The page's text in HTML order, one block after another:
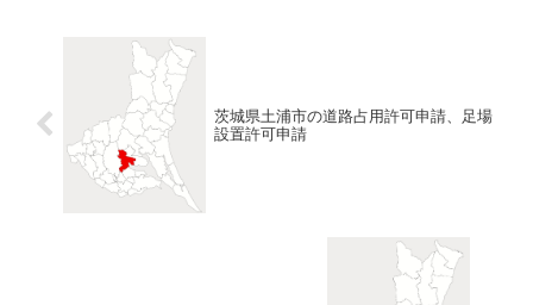
茨城県土浦市の道路占用許可申請、足場
設置許可申請